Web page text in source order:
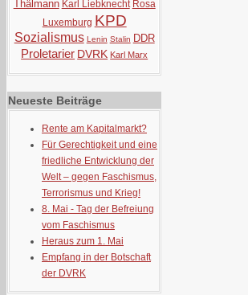
Thälmann Karl Liebknecht Rosa
Luxemburg KPD
Sozialismus Lenin Stalin DDR
Proletarier DVRK Karl Marx
Neueste Beiträge
Rente am Kapitalmarkt?
Für Gerechtigkeit und eine
friedliche Entwicklung der
Welt – gegen Faschismus,
Terrorismus und Krieg!
8. Mai - Tag der Befreiung
vom Faschismus
Heraus zum 1. Mai
Empfang in der Botschaft
der DVRK